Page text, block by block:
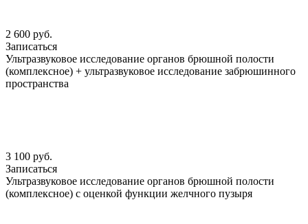
2 600 руб.
Записаться
Ультразвуковое исследование органов брюшной полости
(комплексное) + ультразвуковое исследование забрюшинного
пространства
3 100 руб.
Записаться
Ультразвуковое исследование органов брюшной полости
(комплексное) с оценкой функции желчного пузыря